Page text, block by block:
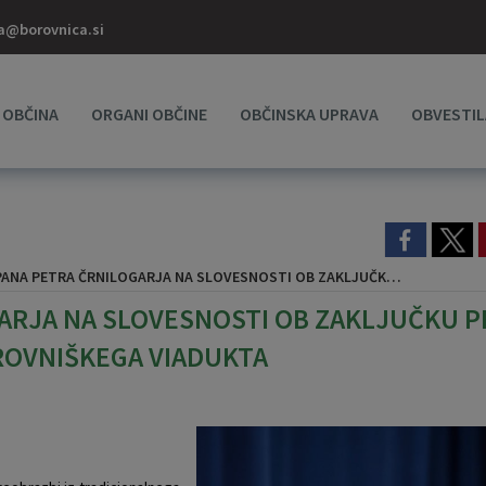
OBČINA ORGANI OBČINE OBČINSKA UPRAVA
NA SLOVESNOSTI OB ZAKLJUČKU PROJEKTA TEMATSKI PARK IN SPOMINSKA POT BOROVNIŠKEGA VIADUKTA
NA SLOVESNOSTI OB ZAKLJUČKU
VIADUKTA